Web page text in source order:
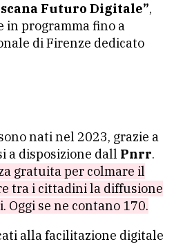
Futuro Digitale”,
in programma fino a
di Firenze dedicato
nati nel 2023, grazie a
a disposizione dall Pnrr.
gratuita per colmare il
tra i cittadini la diffusione
Oggi se ne contano 170.
alla facilitazione digitale